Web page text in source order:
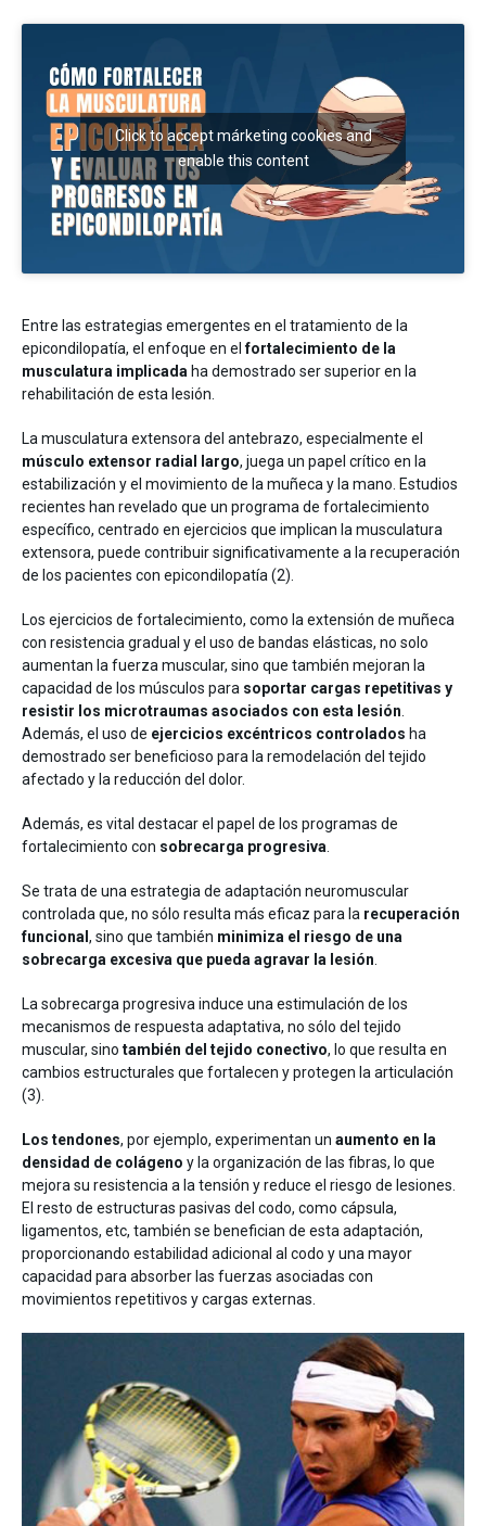
Click to accept márketing cookies and
enable this content
Entre las estrategias emergentes en el tratamiento de la
epicondilopatía, el enfoque en elfortalecimiento de la
musculatura implicada ha demostrado ser superior en la
rehabilitación de esta lesión.
La musculatura extensora del antebrazo, especialmente el
músculo extensor radial largo, juega un papel crítico en la
estabilización y el movimiento de la muñeca y la mano. Estudios
recientes han revelado que un programa de fortalecimiento
específico, centrado en ejercicios que implican la musculatura
extensora, puede contribuir significativamente a la recuperación
de los pacientes con epicondilopatía (2).
Los ejercicios de fortalecimiento, como la extensión de muñeca
con resistencia gradual y el uso de bandas elásticas, no solo
aumentan la fuerza muscular, sino que también mejoran la
capacidad de los músculos para soportar cargas repetitivas y
resistir los microtraumas asociados con esta lesión
Además, el uso de ejercicios excéntricos controlados ha
demostrado ser beneficioso para la remodelación del tejido
afectado y la reducción del dolor.
Además, es vital destacar el papel de los programas de
fortalecimiento con sobrecarga progresiva
Se trata de una estrategia de adaptación neuromuscular
controlada que, no sólo resulta más eficaz para la recuperación
funcional, sino que también minimiza el riesgo de una
sobrecarga excesiva que pueda agravar la lesión
La sobrecarga progresiva induce una estimulación de los
mecanismos de respuesta adaptativa, no sólo del tejido
muscular, sino también del tejido conectivo, lo que resulta en
cambios estructurales que fortalecen y protegen la articulación
(3).
Los tendones, por ejemplo, experimentan un aumento en la
densidad de colágeno y la organización de las fibras, lo que
mejora su resistencia a la tensión y reduce el riesgo de lesiones.
El resto de estructuras pasivas del codo, como cápsula,
ligamentos, etc, también se benefician de esta adaptación,
proporcionando estabilidad adicional al codo y una mayor
capacidad para absorber las fuerzas asociadas con
movimientos repetitivos y cargas externas.